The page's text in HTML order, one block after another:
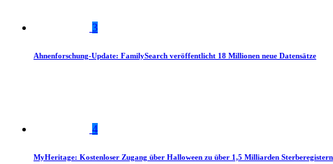
3
Ahnenforschung-Update: FamilySearch veröffentlicht 18 Millionen neue Datensätze
4
MyHeritage: Kostenloser Zugang über Halloween zu über 1,5 Milliarden Sterberegistern